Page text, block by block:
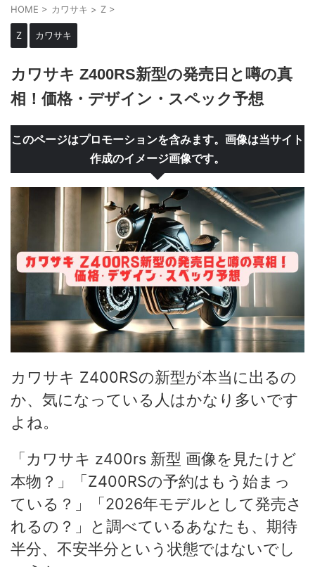
HOME > カワサキ > Z >
Z カワサキ
カワサキ Z400RS新型の発売日と噂の真
相！価格・デザイン・スペック予想
このページはプロモーションを含みます。画像は当サイト
作成のイメージ画像です。
カワサキ Z400RSの新型が本当に出るの
か、気になっている人はかなり多いです
よね。
「カワサキ z400rs 新型 画像を見たけど
本物？」「Z400RSの予約はもう始まっ
ている？」「2026年モデルとして発売さ
れるの？」と調べているあなたも、期待
半分、不安半分という状態ではないでし